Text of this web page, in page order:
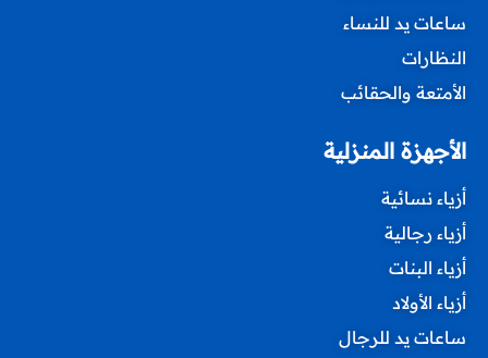
ساعات يد للنساء
النظارات
الأمتعة والحقائب
الأجهزة المنزلية
أزياء نسائية
أزياء رجالية
أزياء البنات
أزياء الأولاد
ساعات يد للرجال